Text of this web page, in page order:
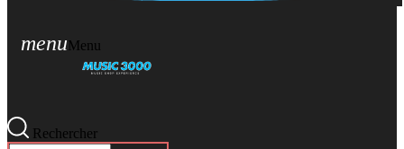
menuMenu
Rechercher